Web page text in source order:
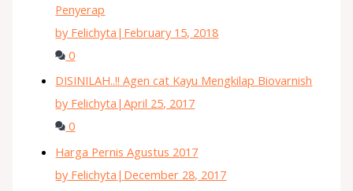
Penyerap
by Felichyta | February 15, 2018
0
DISINILAH..!! Agen cat Kayu Mengkilap Biovarnish
by Felichyta |April 25, 2017
0
Harga Pernis Agustus 2017
by Felichyta | December 28, 2017